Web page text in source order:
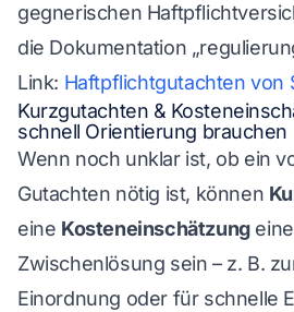
gegnerischen
die Dokumentation
Link: Haftpflichtgutachten von
Kurzgutachten &
schnell Orientierung brauchen
Wenn noch unklar ist, ob ein
Gutachten nötig ist, können
eine Kosteneinschätzung
Zwischenlösung sein – z. B.
Einordnung oder für schnelle